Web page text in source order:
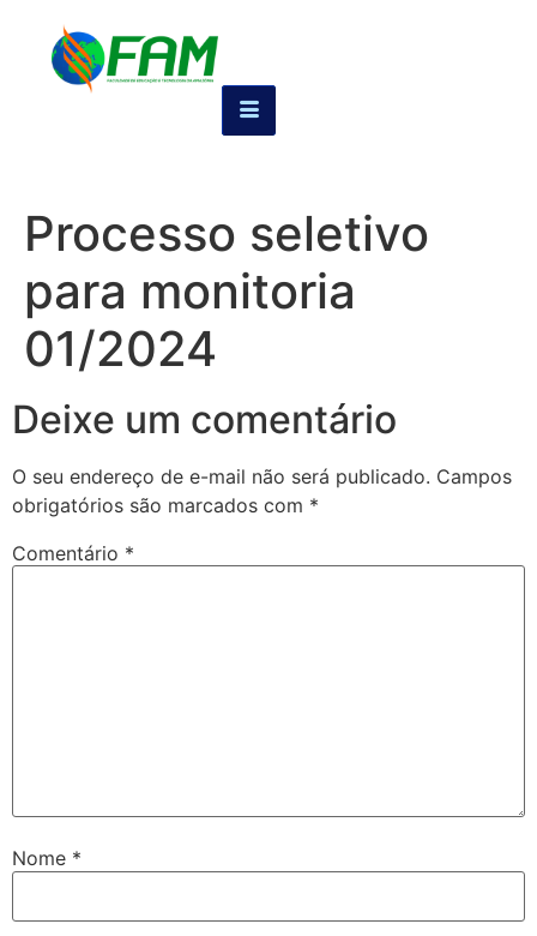
Processo seletivo
para monitoria
01/2024
Deixe um comentário
O seu endereço de e-mail não será publicado. Campos
obrigatórios são marcados com *
Comentário *
Nome *